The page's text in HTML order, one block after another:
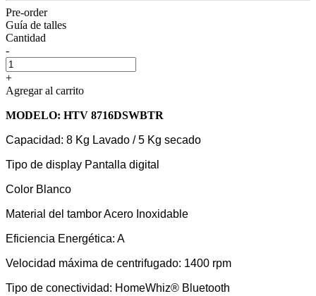
Pre-order
Guía de talles
Cantidad
-
+
Agregar al carrito
MODELO: HTV 8716DSWBTR
Capacidad: 8 Kg Lavado / 5 Kg secado
Tipo de display Pantalla digital
Color Blanco
Material del tambor Acero Inoxidable
Eficiencia Energética: A
Velocidad máxima de centrifugado: 1400 rpm
Tipo de conectividad: HomeWhiz® Bluetooth